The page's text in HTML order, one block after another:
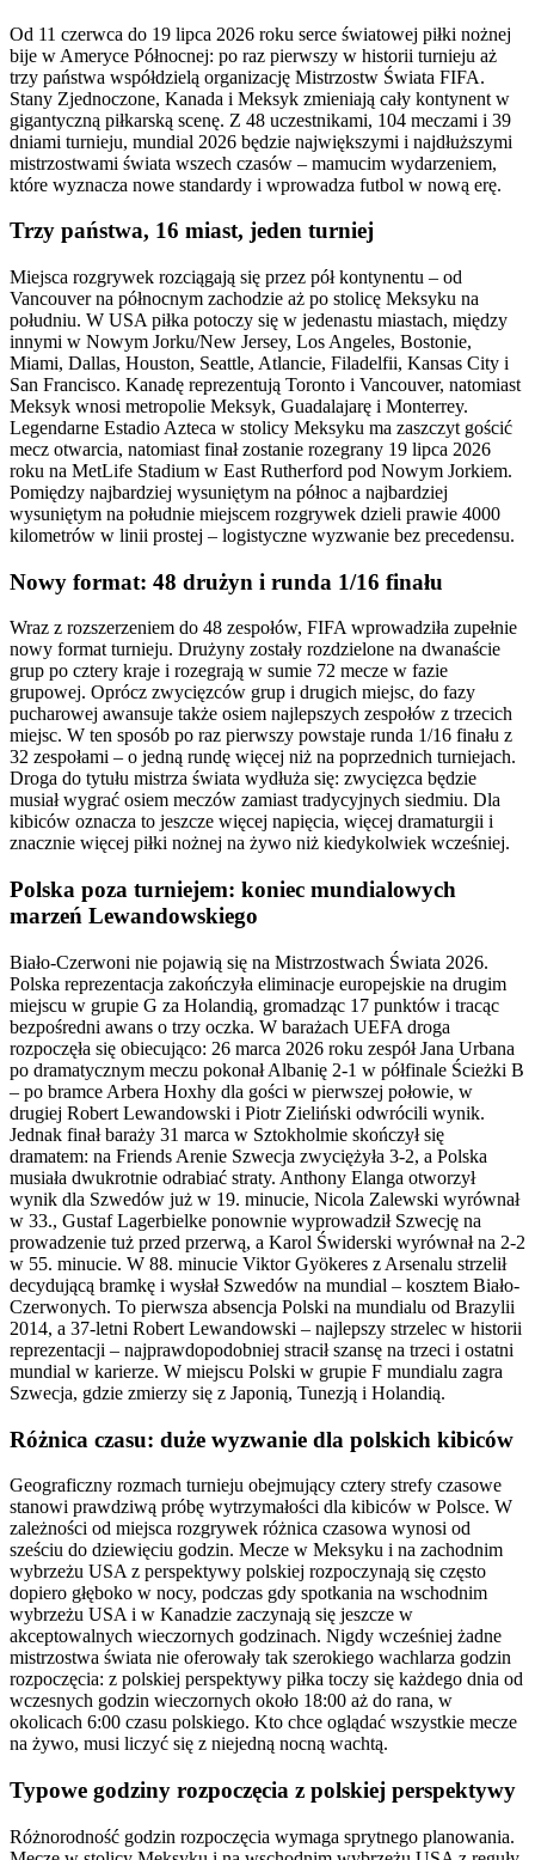
Od 11 czerwca do 19 lipca 2026 roku serce światowej piłki nożnej
bije w Ameryce Północnej: po raz pierwszy w historii turnieju aż
trzy państwa współdzielą organizację Mistrzostw Świata FIFA.
Stany Zjednoczone, Kanada i Meksyk zmieniają cały kontynent w
gigantyczną piłkarską scenę. Z 48 uczestnikami, 104 meczami i 39
dniami turnieju, mundial 2026 będzie największymi i najdłuższymi
mistrzostwami świata wszech czasów – mamucim wydarzeniem,
które wyznacza nowe standardy i wprowadza futbol w nową erę.
Trzy państwa, 16 miast, jeden turniej
Miejsca rozgrywek rozciągają się przez pół kontynentu – od
Vancouver na północnym zachodzie aż po stolicę Meksyku na
południu. W USA piłka potoczy się w jedenastu miastach, między
innymi w Nowym Jorku/New Jersey, Los Angeles, Bostonie,
Miami, Dallas, Houston, Seattle, Atlancie, Filadelfii, Kansas City i
San Francisco. Kanadę reprezentują Toronto i Vancouver, natomiast
Meksyk wnosi metropolie Meksyk, Guadalajarę i Monterrey.
Legendarne Estadio Azteca w stolicy Meksyku ma zaszczyt gościć
mecz otwarcia, natomiast finał zostanie rozegrany 19 lipca 2026
roku na MetLife Stadium w East Rutherford pod Nowym Jorkiem.
Pomiędzy najbardziej wysuniętym na północ a najbardziej
wysuniętym na południe miejscem rozgrywek dzieli prawie 4000
kilometrów w linii prostej – logistyczne wyzwanie bez precedensu.
Nowy format: 48 drużyn i runda 1/16 finału
Wraz z rozszerzeniem do 48 zespołów, FIFA wprowadziła zupełnie
nowy format turnieju. Drużyny zostały rozdzielone na dwanaście
grup po cztery kraje i rozegrają w sumie 72 mecze w fazie
grupowej. Oprócz zwycięzców grup i drugich miejsc, do fazy
pucharowej awansuje także osiem najlepszych zespołów z trzecich
miejsc. W ten sposób po raz pierwszy powstaje runda 1/16 finału z
32 zespołami – o jedną rundę więcej niż na poprzednich turniejach.
Droga do tytułu mistrza świata wydłuża się: zwycięzca będzie
musiał wygrać osiem meczów zamiast tradycyjnych siedmiu. Dla
kibiców oznacza to jeszcze więcej napięcia, więcej dramaturgii i
znacznie więcej piłki nożnej na żywo niż kiedykolwiek wcześniej.
Polska poza turniejem: koniec mundialowych
marzeń Lewandowskiego
Biało-Czerwoni nie pojawią się na Mistrzostwach Świata 2026.
Polska reprezentacja zakończyła eliminacje europejskie na drugim
miejscu w grupie G za Holandią, gromadząc 17 punktów i tracąc
bezpośredni awans o trzy oczka. W barażach UEFA droga
rozpoczęła się obiecująco: 26 marca 2026 roku zespół Jana Urbana
po dramatycznym meczu pokonał Albanię 2-1 w półfinale Ścieżki B
– po bramce Arbera Hoxhy dla gości w pierwszej połowie, w
drugiej Robert Lewandowski i Piotr Zieliński odwrócili wynik.
Jednak finał baraży 31 marca w Sztokholmie skończył się
dramatem: na Friends Arenie Szwecja zwyciężyła 3-2, a Polska
musiała dwukrotnie odrabiać straty. Anthony Elanga otworzył
wynik dla Szwedów już w 19. minucie, Nicola Zalewski wyrównał
w 33., Gustaf Lagerbielke ponownie wyprowadził Szwecję na
prowadzenie tuż przed przerwą, a Karol Świderski wyrównał na 2-2
w 55. minucie. W 88. minucie Viktor Gyökeres z Arsenalu strzelił
decydującą bramkę i wysłał Szwedów na mundial – kosztem Biało-
Czerwonych. To pierwsza absencja Polski na mundialu od Brazylii
2014, a 37-letni Robert Lewandowski – najlepszy strzelec w historii
reprezentacji – najprawdopodobniej stracił szansę na trzeci i ostatni
mundial w karierze. W miejscu Polski w grupie F mundialu zagra
Szwecja, gdzie zmierzy się z Japonią, Tunezją i Holandią.
Różnica czasu: duże wyzwanie dla polskich kibiców
Geograficzny rozmach turnieju obejmujący cztery strefy czasowe
stanowi prawdziwą próbę wytrzymałości dla kibiców w Polsce. W
zależności od miejsca rozgrywek różnica czasowa wynosi od
sześciu do dziewięciu godzin. Mecze w Meksyku i na zachodnim
wybrzeżu USA z perspektywy polskiej rozpoczynają się często
dopiero głęboko w nocy, podczas gdy spotkania na wschodnim
wybrzeżu USA i w Kanadzie zaczynają się jeszcze w
akceptowalnych wieczornych godzinach. Nigdy wcześniej żadne
mistrzostwa świata nie oferowały tak szerokiego wachlarza godzin
rozpoczęcia: z polskiej perspektywy piłka toczy się każdego dnia od
wczesnych godzin wieczornych około 18:00 aż do rana, w
okolicach 6:00 czasu polskiego. Kto chce oglądać wszystkie mecze
na żywo, musi liczyć się z niejedną nocną wachtą.
Typowe godziny rozpoczęcia z polskiej perspektywy
Różnorodność godzin rozpoczęcia wymaga sprytnego planowania.